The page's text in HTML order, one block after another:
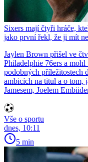
Sixers mají čtyři hráče,
jako první řekl, že ji mít
Jaylen Brown přišel ve
Philadelphie 76ers a
podobných příležitostech
ambicích na titul a o tom,
Jamesem, Joelem
Vše o sportu
dnes, 10:11
5 min